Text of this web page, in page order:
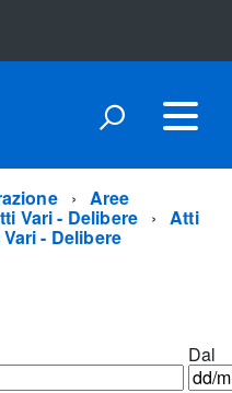
Aree
Vari - Delibere Atti
- Delibere
Dal